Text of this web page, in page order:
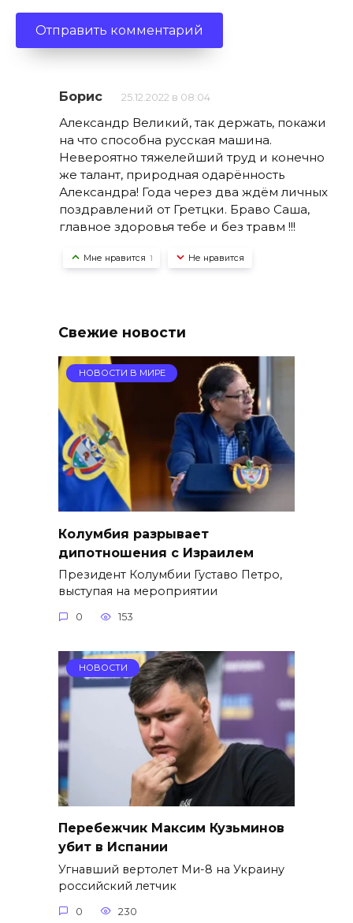
Борис 25.12.2022 в 08:04
Александр Великий, так держать, покажи
на что способна русская машина.
Невероятно тяжелейший труд и конечно
же талант, природная одарённость
Александра! Года через два ждём личных
поздравлений от Гретцки. Браво Саша,
главное здоровья тебе и без травм !!!
Мне нравится 1 Не нравится
Свежие новости
НОВОСТИ В МИРЕ
Колумбия разрывает
дипотношения с Израилем
Президент Колумбии Густаво Петро,
выступая на мероприятии
0 153
НОВОСТИ
Перебежчик Максим Кузьминов
убит в Испании
Угнавший вертолет Ми-8 на Украину
российский летчик
0 230